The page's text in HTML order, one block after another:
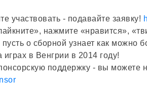
участвовать - подавайте заявку!
нажмите «нравится»,
о сборной узнает как можно
в Венгрии в 2014 году!
поддержку - вы